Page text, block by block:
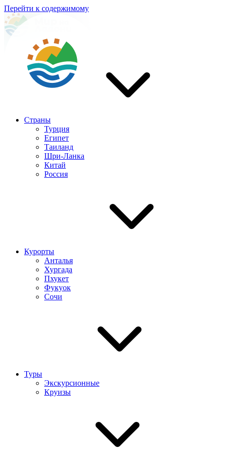
Перейти к содержимому
Страны
Турция
Египет
Таиланд
Шри-Ланка
Китай
Россия
Курорты
Анталья
Хургада
Пхукет
Фукуок
Сочи
Туры
Экскурсионные
Круизы